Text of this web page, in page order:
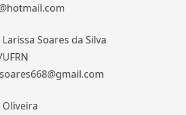
Soares da Silva
UFRN